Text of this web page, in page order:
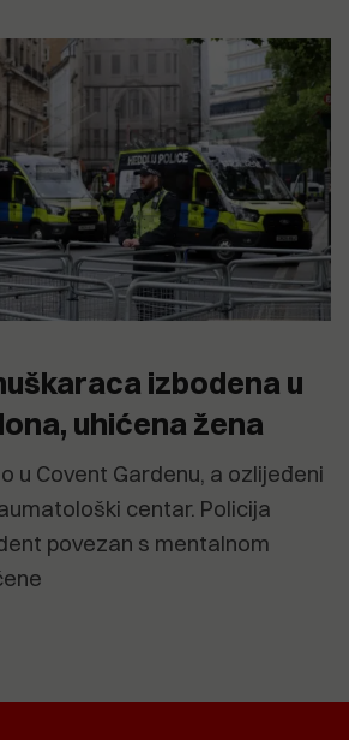
izbodena u
uhićena žena
u Covent Gardenu, a ozlijeđeni
centar. Policija
povezan s mentalnom